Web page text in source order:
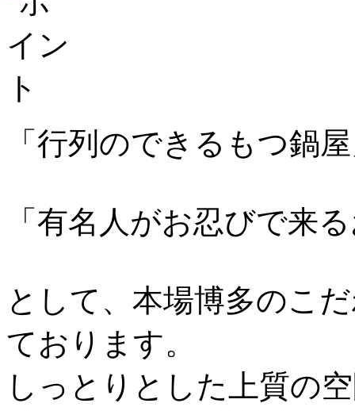
「行列のできるもつ鍋
「有名人がお忍びで来
として、本場博多のこ
ております。
しっとりとした上質の